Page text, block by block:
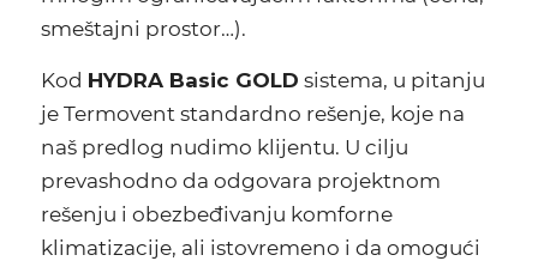
smeštajni prostor…).
Kod HYDRA Basic GOLD sistema, u pitanju
je Termovent standardno rešenje, koje na
naš predlog nudimo klijentu. U cilju
prevashodno da odgovara projektnom
rešenju i obezbeđivanju komforne
klimatizacije, ali istovremeno i da omogući